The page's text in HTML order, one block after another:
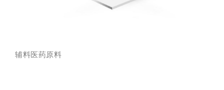
辅料医药原料